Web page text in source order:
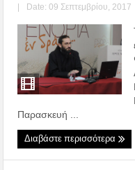
| Date: 09 Σεπτεμβρίου, 2017
Παρασκευή ...
Διαβάστε περισσότερα